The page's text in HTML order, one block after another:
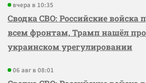
вчера в 10:35
Сводка СВО: Российские войска
всем фронтам, Трамп нашёл
украинском урегулировании
06 авг в 08:01